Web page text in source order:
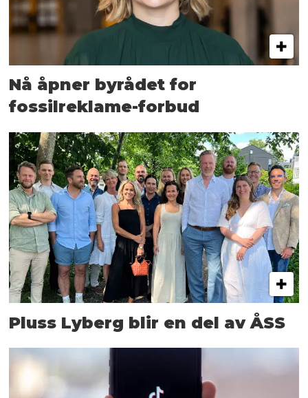
Nå åpner byrådet for
fossilreklame-forbud
Pluss Lyberg blir en del av ÅSS